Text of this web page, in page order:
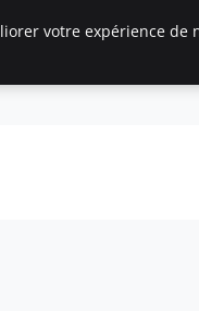
Gestion et
votre expérience